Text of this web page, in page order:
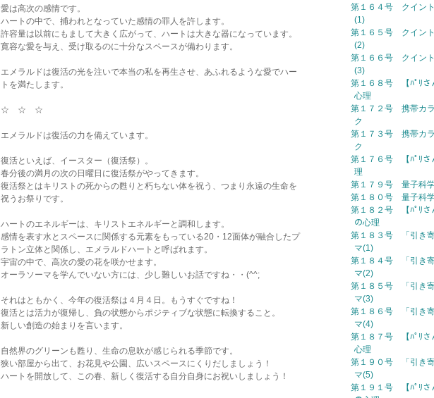
愛は高次の感情です。
ハートの中で、捕われとなっていた感情の罪人を許します。
許容量は以前にもまして大きく広がって、ハートは大きな器になっています。
寛容な愛を与え、受け取るのに十分なスペースが備わります。
エメラルドは復活の光を注いで本当の私を再生させ、あふれるような愛でハー
トを満たします。
☆ ☆ ☆
エメラルドは復活の力を備えています。
復活といえば、イースター（復活祭）。
春分後の満月の次の日曜日に復活祭がやってきます。
復活祭とはキリストの死からの甦りと朽ちない体を祝う、つまり永遠の生命を
祝うお祭りです。
ハートのエネルギーは、キリストエネルギーと調和します。
感情を表す水とスペースに関係する元素をもっている20・12面体が融合したプ
ラトン立体と関係し、エメラルドハートと呼ばれます。
宇宙の中で、高次の愛の花を咲かせます。
オーラソーマを学んでいない方には、少し難しいお話ですね・・(^^;
それはともかく、今年の復活祭は４月４日。もうすぐですね！
復活とは活力が復帰し、負の状態からポジティブな状態に転換すること。
新しい創造の始まりを言います。
自然界のグリーンも甦り、生命の息吹が感じられる季節です。
狭い部屋から出て、お花見や公園、広いスペースにくりだしましょう！
ハートを開放して、この春、新しく復活する自分自身にお祝いしましょう！
第１６４号 クイン
(1)
第１６５号 クイン
(2)
第１６６号 クイン
(3)
第１６８号 【ﾊﾟﾘさ
心理
第１７２号 携帯カ
ク
第１７３号 携帯カ
ク
第１７６号 【ﾊﾟﾘさ
理
第１７９号 量子科
第１８０号 量子科
第１８２号 【ﾊﾟﾘさ
の心理
第１８３号 「引き
マ(1)
第１８４号 「引き
マ(2)
第１８５号 「引き
マ(3)
第１８６号 「引き
マ(4)
第１８７号 【ﾊﾟﾘさ
心理
第１９０号 「引き
マ(5)
第１９１号 【ﾊﾟﾘさ